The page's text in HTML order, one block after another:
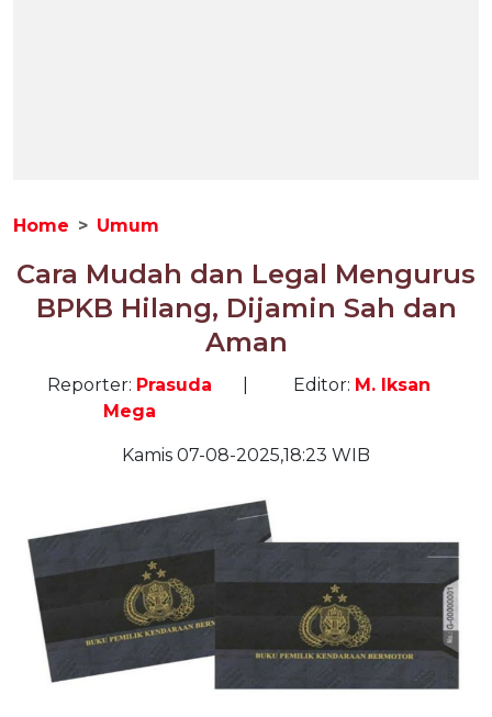
Home Umum
Cara Mudah dan Legal Mengurus
BPKB Hilang, Dijamin Sah dan
Aman
Reporter: Prasuda
Mega
Editor: M. Iksan
Kamis 07-08-2025,18:23 WIB